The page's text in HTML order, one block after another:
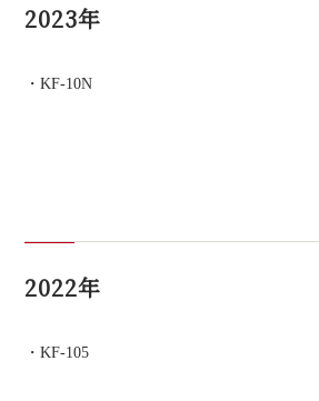
2023年
KF-10N
2022年
KF-105